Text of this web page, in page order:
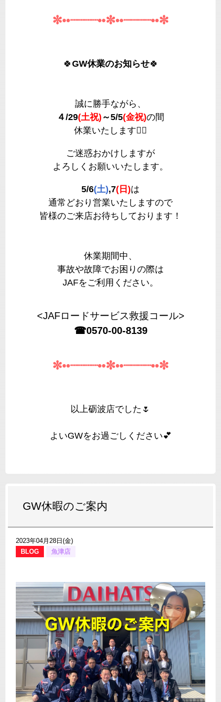
✼••┈┈┈┈••✼••┈┈┈┈••✼
🍀GW休業のお知らせ🍀
誠に勝手ながら、
４/29(土祝) ～5/5(金祝)の間
休業いたします🙇‍♀️
ご迷惑おかけしますが
よろしくお願いいたします。
5/6(土),7(日)は
通常どおり営業いたしますので
皆様のご来店お待ちしております！
休業期間中、
事故や故障でお困りの際は
JAFをご利用ください。
<JAFロードサービス救援コール>
☎0570-00-8139
✼••┈┈┈┈••✼••┈┈┈┈••✼
以上砺波店でした🌷
よいGWをお過ごしください💕
GW休暇のご案内
2023年04月28日(金)
BLOG
魚津店